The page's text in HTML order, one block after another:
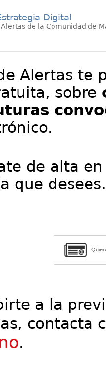
Digital
de la Comunidad de
Alertas te
sobre
de alta
que desees.
a la
contacta
.